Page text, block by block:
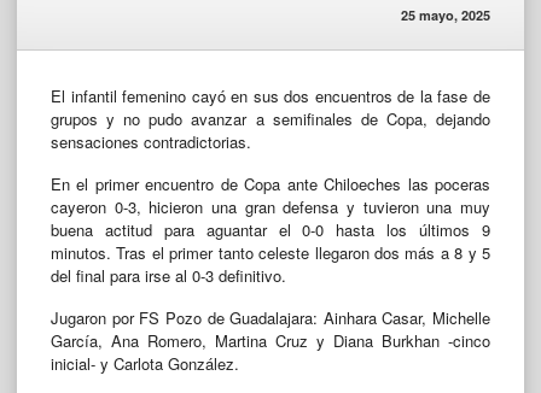
25 mayo, 2025
El infantil femenino cayó en sus dos encuentros de la fase de
grupos y no pudo avanzar a semifinales de Copa, dejando
sensaciones contradictorias.
En el primer encuentro de Copa ante Chiloeches las poceras
cayeron 0-3, hicieron una gran defensa y tuvieron una muy
buena actitud para aguantar el 0-0 hasta los últimos 9
minutos. Tras el primer tanto celeste llegaron dos más a 8 y 5
del final para irse al 0-3 definitivo.
Jugaron por FS Pozo de Guadalajara: Ainhara Casar, Michelle
García, Ana Romero, Martina Cruz y Diana Burkhan -cinco
inicial- y Carlota González.